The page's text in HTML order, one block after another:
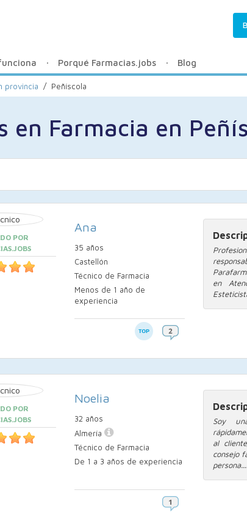
Porqué Farmacias.jobs Blog
provincia / Peñíscola
en Farmacia en
POR
Ana
35 años
Castellón
Técnico de Farmacia
Menos de 1 año de
experiencia
en
POR
Noelia
32 años
Almería
Técnico de Farmacia
De 1 a 3 años de experiencia
Soy
al
consejo
persona...